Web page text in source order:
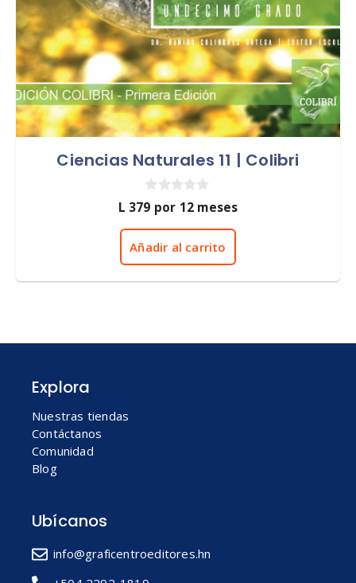
Ciencias Naturales 11 | Colibri
0
d
e
L 379 por 12 meses
Añadir al carrito
Explora
Nuestras tiendas
Contáctanos
Comunidad
Blog
Ubícanos
info@graficentroeditores.hn